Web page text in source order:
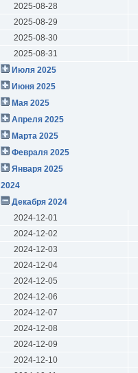
2025-08-28
2025-08-29
2025-08-30
2025-08-31
Июля 2025
Июня 2025
Мая 2025
Апреля 2025
Марта 2025
Февраля 2025
Января 2025
2024
Декабря 2024
2024-12-01
2024-12-02
2024-12-03
2024-12-04
2024-12-05
2024-12-06
2024-12-07
2024-12-08
2024-12-09
2024-12-10